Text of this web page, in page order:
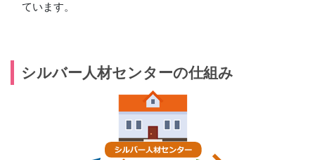
ています。
シルバー人材センターの仕組み